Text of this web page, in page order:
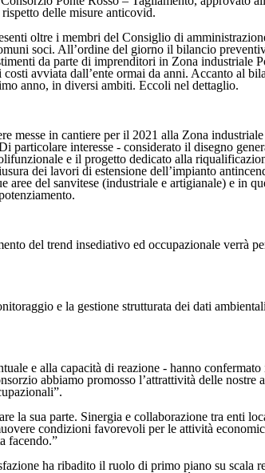
delle misure anticovid.
oltre i membri del Consiglio di
soci. All’ordine del giorno il bilancio
da parte di imprenditori in Zona industriale
avviata dall’ente ormai da anni. Accanto al
anno, in diversi ambiti. Eccoli nel dettaglio.
messe in cantiere per il 2021 alla Zona industriale
particolare interesse - considerato il disegno
e il progetto dedicato alla
dei lavori di estensione dell’impianto
del sanvitese (industriale e artigianale) e in
del trend insediativo ed occupazionale verrà
e la gestione strutturata dei dati
e alla capacità di reazione - hanno confermato
abbiamo promosso l’attrattività delle nostre
la sua parte. Sinergia e collaborazione tra enti
condizioni favorevoli per le attività
facendo.”
ha ribadito il ruolo di primo piano su scala